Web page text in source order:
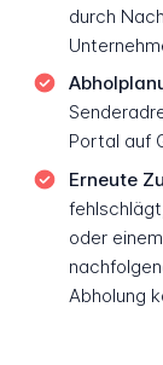
durch
Portal auf
Erneute
oder
Abholung